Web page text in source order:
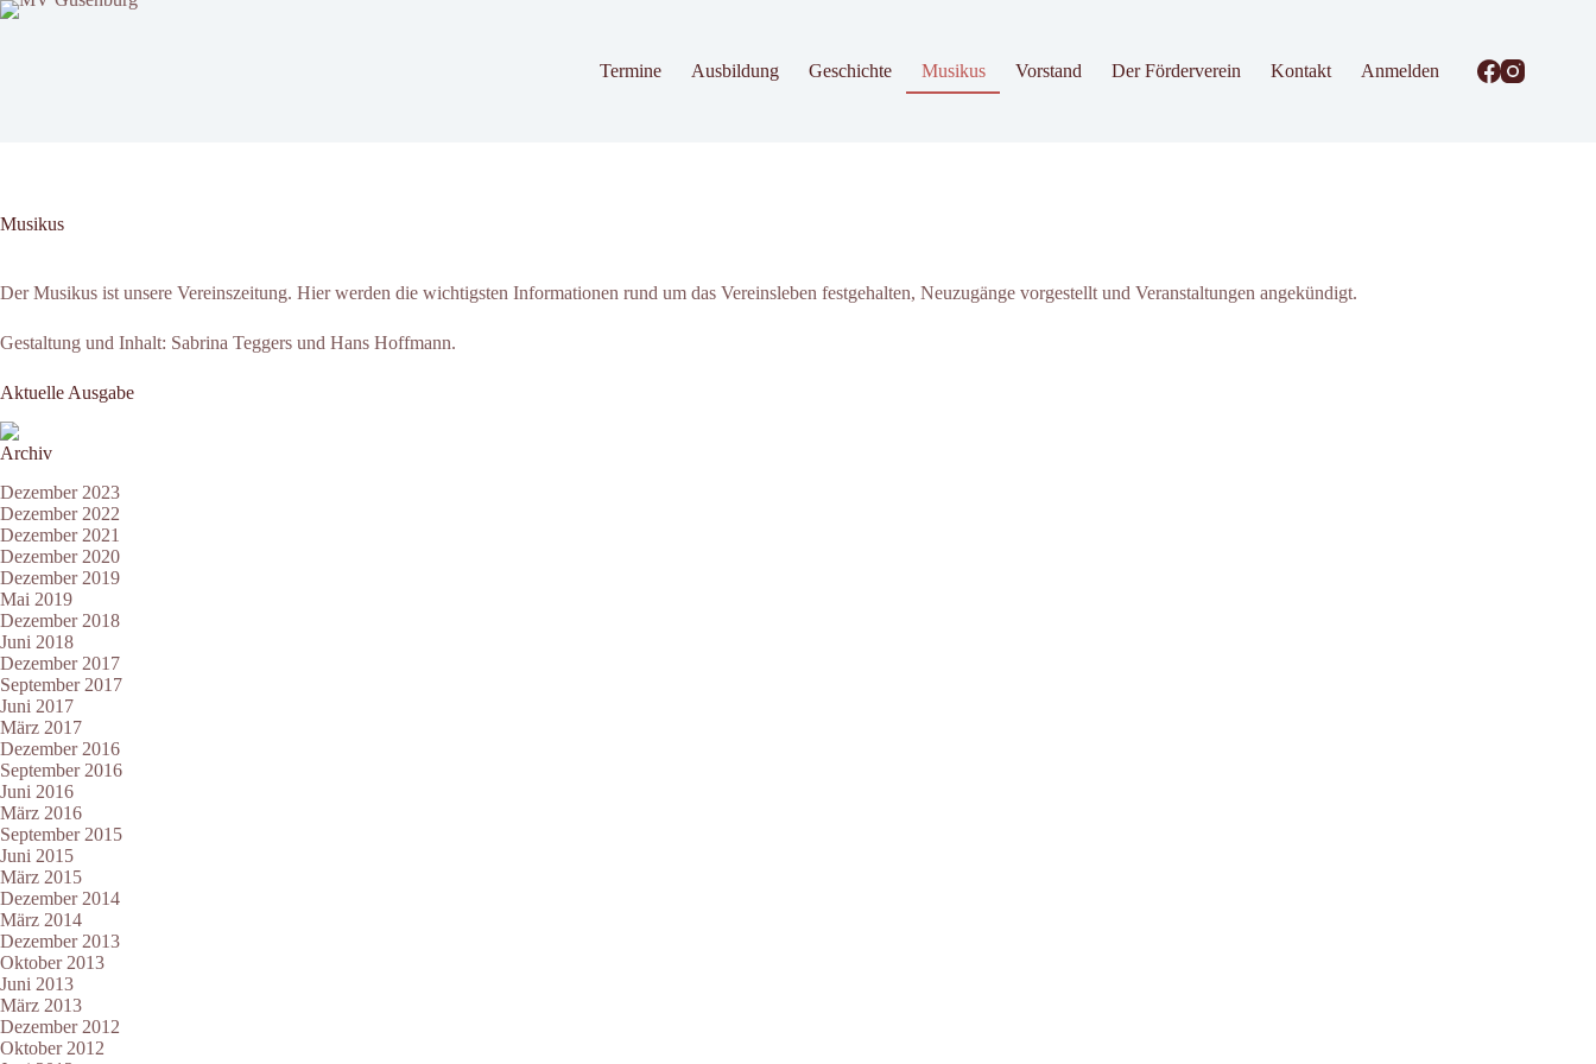
Zum
Termine
Ausbildung Geschichte Musikus Vorstand Der Förderverein Kontakt Anmelden
Musikus
Der Musikus ist unsere Vereinszeitung. Hier werden die wichtigsten Informationen rund um das Vereinsleben festgehalten, Neuzugänge vorgestellt und Veranstaltungen angekündigt.
Gestaltung und Inhalt: Sabrina Teggers und Hans Hoffmann.
Aktuelle Ausgabe
Archiv
Dezember 2023
Dezember 2022
Dezember 2021
Dezember 2020
Dezember 2019
Mai 2019
Dezember 2018
Juni 2018
Dezember 2017
September 2017
Juni 2017
März 2017
Dezember 2016
September 2016
Juni 2016
März 2016
September 2015
Juni 2015
März 2015
Dezember 2014
März 2014
Dezember 2013
Oktober 2013
Juni 2013
März 2013
Dezember 2012
Oktober 2012